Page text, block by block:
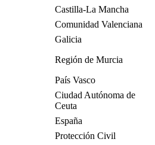
Castilla-La Mancha
Comunidad Valenciana
Galicia
Región de Murcia
País Vasco
Ciudad Autónoma de
Ceuta
España
Protección Civil